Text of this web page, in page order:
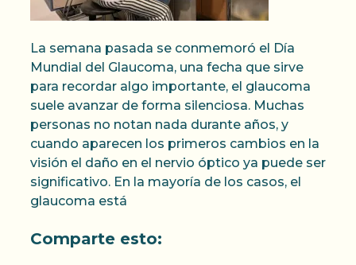
La semana pasada se conmemoró el Día
Mundial del Glaucoma, una fecha que sirve
para recordar algo importante, el glaucoma
suele avanzar de forma silenciosa. Muchas
personas no notan nada durante años, y
cuando aparecen los primeros cambios en la
visión el daño en el nervio óptico ya puede ser
significativo. En la mayoría de los casos, el
glaucoma está
Comparte esto: